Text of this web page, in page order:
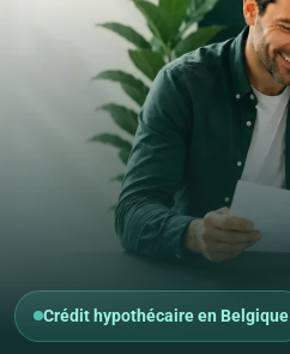
Crédit hypothécaire en Belgique